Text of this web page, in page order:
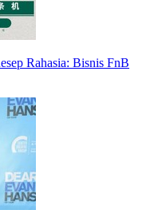
Rahasia: Bisnis FnB